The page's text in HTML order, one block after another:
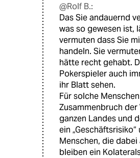
@Rolf B.:
Das Sie andauernd
was so gewesen ist,
vermuten dass Sie
handeln. Sie
hätte recht gehabt.
Pokerspieler auch
ihr Blatt sehen.
Für solche
Zusammenbruch
ganzen Landes und
ein „Geschäftsrisiko“
Menschen, die
bleiben ein